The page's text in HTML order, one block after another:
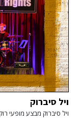
ויל סיברוק
ויל סיברוק מבצע מופעי